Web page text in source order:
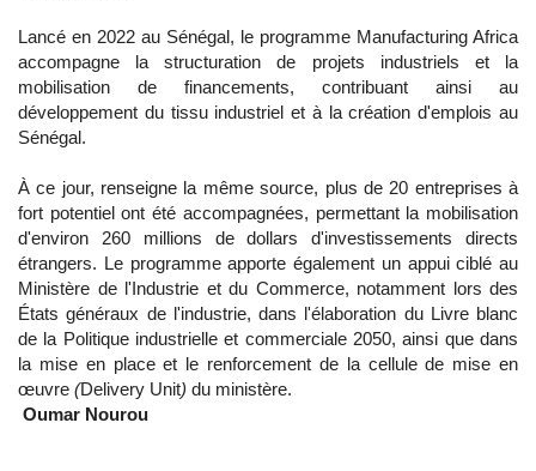
Lancé en 2022 au Sénégal, le programme Manufacturing Africa
accompagne la structuration de projets industriels et la
mobilisation de financements, contribuant ainsi au
développement du tissu industriel et à la création d'emplois au
Sénégal.
À ce jour, renseigne la même source, plus de 20 entreprises à
fort potentiel ont été accompagnées, permettant la mobilisation
d'environ 260 millions de dollars d'investissements directs
étrangers. Le programme apporte également un appui ciblé au
Ministère de l'Industrie et du Commerce, notamment lors des
États généraux de l'industrie, dans l'élaboration du Livre blanc
de la Politique industrielle et commerciale 2050, ainsi que dans
la mise en place et le renforcement de la cellule de mise en
œuvre (Delivery Unit) du ministère.
Oumar Nourou